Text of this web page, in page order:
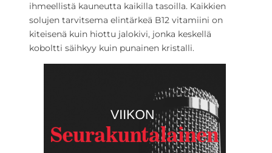
ihmeellistä kauneutta kaikilla tasoilla. Kaikkien
solujen tarvitsema elintärkeä B12 vitamiini on
kiteisenä kuin hiottu jalokivi, jonka keskellä
koboltti säihkyy kuin punainen kristalli.